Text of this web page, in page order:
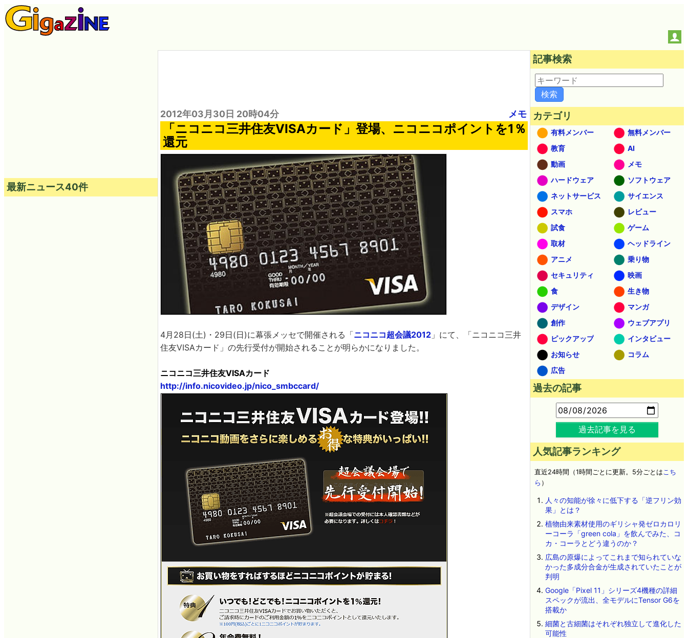
2012年03月30日 20時04分 メモ
「ニコニコ三井住友VISAカード」登場、ニコニコポイントを1％
還元
4月28日(土)・29日(日)に幕張メッセで開催される「ニコニコ超会議2012 」にて、「ニコニコ三井
住友VISAカード」の先行受付が開始されることが明らかになりました。
ニコニコ三井住友VISAカード
http://info.nicovideo.jp/nico_smbccard/
最新ニュース40件
記事検索
カテゴリ
有料メンバー
無料メンバー
教育
AI
動画
メモ
ハードウェア
ソフトウェア
ネットサービス
サイエンス
スマホ
レビュー
試食
ゲーム
取材
ヘッドライン
アニメ
乗り物
セキュリティ
映画
食
生き物
デザイン
マンガ
創作
ウェブアプリ
ピックアップ
インタビュー
お知らせ
コラム
広告
過去の記事
過去記事を見る
人気記事ランキング
直近24時間（1時間ごとに更新。5分ごとはこち
ら ）
人々の知能が徐々に低下する「逆フリン効
果」とは？
植物由来素材使用のギリシャ発ゼロカロリ
ーコーラ「green cola」を飲んでみた、コ
カ・コーラとどう違うのか？
広島の原爆によってこれまで知られていな
かった多成分合金が生成されていたことが
判明
Google「Pixel 11」シリーズ4機種の詳細
スペックが流出、全モデルにTensor G6を
搭載か
細菌と古細菌はそれぞれ独立して進化した
可能性